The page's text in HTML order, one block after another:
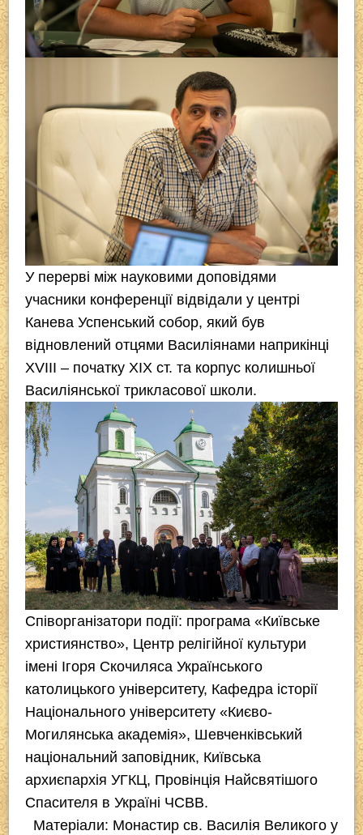
У перерві між науковими доповідями
учасники конференції відвідали у центрі
Канева Успенський собор, який був
відновлений отцями Василіянами наприкінці
XVIII – початку XIX ст. та корпус колишньої
Василіянської трикласової школи.
Співорганізатори події: програма «Київське
християнство», Центр релігійної культури
імені Ігоря Скочиляса Українського
католицького університету, Кафедра історії
Національного університету «Києво-
Могилянська академія», Шевченківський
національний заповідник, Київська
архиєпархія УГКЦ, Провінція Найсвятішого
Спасителя в Україні ЧСВВ.
Матеріали: Монастир св. Василія Великого у